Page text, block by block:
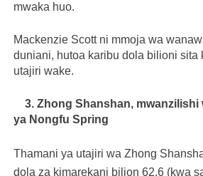
mwaka huo.
Mackenzie Scott ni mmoja wa
duniani, hutoa karibu dola bilioni sita
utajiri wake.
3. Zhong Shanshan, mwanzilishi
yaNongfu Spring
Thamani ya utajiri wa Zhong
dola za kimarekani bilion 62.6 (kwa